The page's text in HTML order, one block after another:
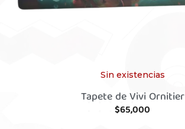
Sin existencias
Tapete de Vivi Ornitier
$65,000